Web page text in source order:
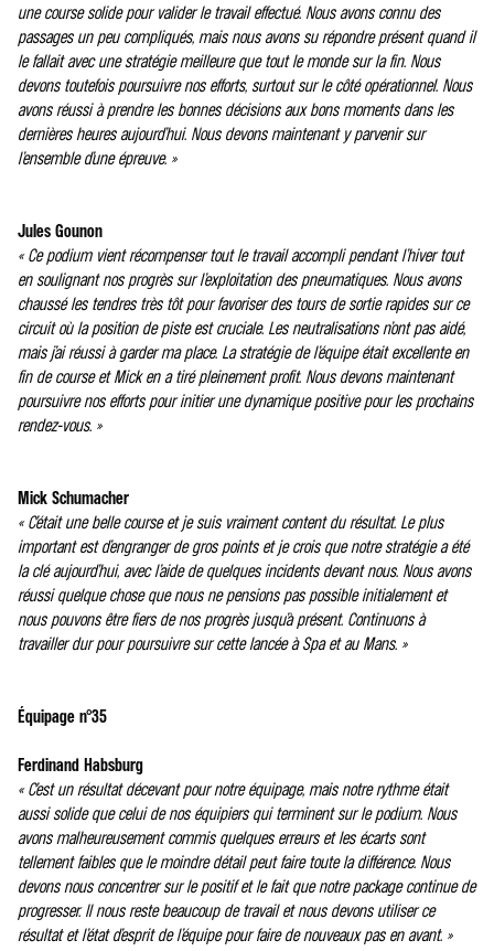
une course solide pour valider le travail effectué. Nous avons connu des
passages un peu compliqués, mais nous avons su répondre présent quand il
le fallait avec une stratégie meilleure que tout le monde sur la fin. Nous
devons toutefois poursuivre nos efforts, surtout sur le côté opérationnel. Nous
avons réussi à prendre les bonnes décisions aux bons moments dans les
dernières heures aujourd’hui. Nous devons maintenant y parvenir sur
l’ensemble d’une épreuve. »
Jules Gounon
« Ce podium vient récompenser tout le travail accompli pendant l’hiver tout
en soulignant nos progrès sur l’exploitation des pneumatiques. Nous avons
chaussé les tendres très tôt pour favoriser des tours de sortie rapides sur ce
circuit où la position de piste est cruciale. Les neutralisations n’ont pas aidé,
mais j’ai réussi à garder ma place. La stratégie de l’équipe était excellente en
fin de course et Mick en a tiré pleinement profit. Nous devons maintenant
poursuivre nos efforts pour initier une dynamique positive pour les prochains
rendez-vous. »
Mick Schumacher
« C’était une belle course et je suis vraiment content du résultat. Le plus
important est d’engranger de gros points et je crois que notre stratégie a été
la clé aujourd’hui, avec l’aide de quelques incidents devant nous. Nous avons
réussi quelque chose que nous ne pensions pas possible initialement et
nous pouvons être fiers de nos progrès jusqu’à présent. Continuons à
travailler dur pour poursuivre sur cette lancée à Spa et au Mans. »
Équipage n°35
Ferdinand Habsburg
« C’est un résultat décevant pour notre équipage, mais notre rythme était
aussi solide que celui de nos équipiers qui terminent sur le podium. Nous
avons malheureusement commis quelques erreurs et les écarts sont
tellement faibles que le moindre détail peut faire toute la différence. Nous
devons nous concentrer sur le positif et le fait que notre package continue de
progresser. Il nous reste beaucoup de travail et nous devons utiliser ce
résultat et l’état d’esprit de l’équipe pour faire de nouveaux pas en avant. »